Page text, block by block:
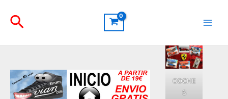
contenido
Buscar
COCHE
S